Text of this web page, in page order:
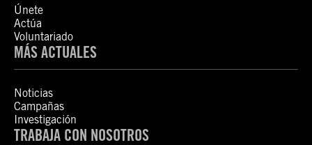
Únete
Actúa
Voluntariado
MÁS ACTUALES
Noticias
Campañas
Investigación
TRABAJA CON NOSOTROS